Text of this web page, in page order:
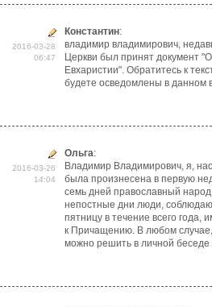
2016-03-28
06:47
Константин:
владимир владимирович,
Церкви был принят документ
Евхаристии". Обратитесь к
будете осведомлены в данном
2016-03-26
14:04
Ольга:
Владимир Владимирович, я,
была произнесена в первую
семь дней православный
непостные дни люди,
пятницу в течение всего года,
к Причащению. В любом случае,
можно решить в личной